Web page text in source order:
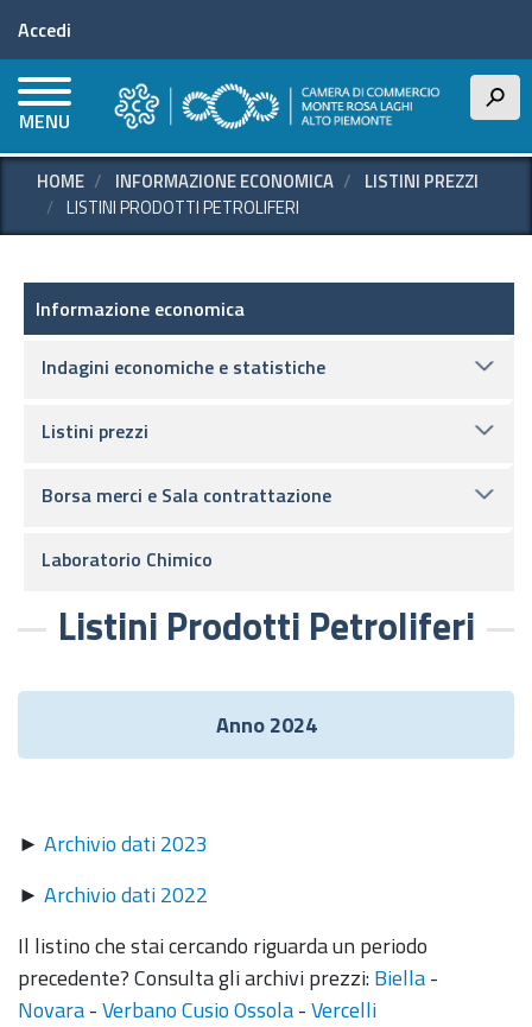
principale
Menu profilo utente
Accedi
MENU
h
HOME INFORMAZIONE ECONOMICA
LISTINI PREZZI
LISTINI PRODOTTI PETROLIFERI
Listini Prodotti Petroliferi
Anno 2024
► Archivio dati 2023
► Archivio dati 2022
Il listino che stai cercando riguarda un periodo
precedente? Consulta gli archivi prezzi:Biella-
Novara-Verbano Cusio Ossola-Vercelli
Informazione economica
Informazione economica
Indagini economiche e statistiche
Listini prezzi
Borsa merci e Sala contrattazione
Laboratorio Chimico